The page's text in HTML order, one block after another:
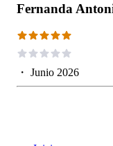
Fernanda
・ Junio 2026